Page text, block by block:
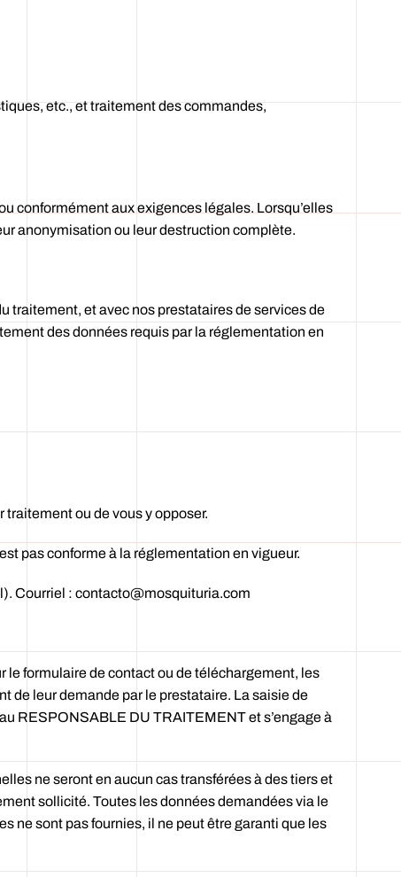
etc., et traitement des commandes,
conformément aux exigences légales. Lorsqu’elles
anonymisation ou leur destruction complète.
traitement, et avec nos prestataires de services de
des données requis par la réglementation en
traitement ou de vous y opposer.
pas conforme à la réglementation en vigueur.
Courriel : contacto@mosquituria.com
le formulaire de contact ou de téléchargement, les
de leur demande par le prestataire. La saisie de
RESPONSABLE DU TRAITEMENT et s’engage à
ne seront en aucun cas transférées à des tiers et
sollicité. Toutes les données demandées via le
ne sont pas fournies, il ne peut être garanti que les